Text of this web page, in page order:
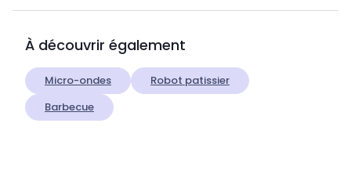
À découvrir également
Micro-ondes
Robot patissier
Barbecue